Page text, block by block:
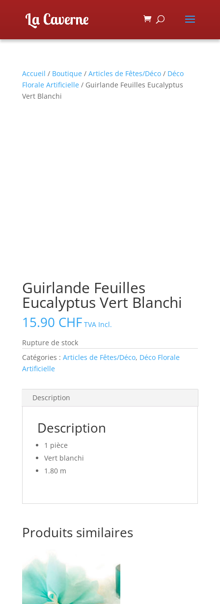
Accueil / Boutique/ Articles de Fêtes/Déco/ Déco
Florale Artificielle/ Guirlande Feuilles Eucalyptus
Vert Blanchi
Guirlande Feuilles
Eucalyptus Vert Blanchi
15.90 CHF TVA Incl.
Rupture de stock
Catégories : Articles de Fêtes/Déco, Déco Florale
Artificielle
Description
Description
1 pièce
Vert blanchi
1.80 m
Produits similaires